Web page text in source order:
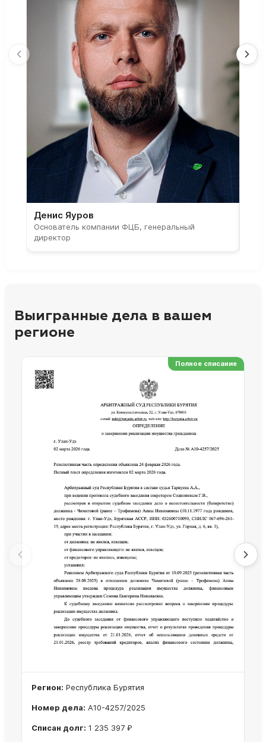
Денис Яуров
Основатель компании ФЦБ, генеральный
директор
Выигранные дела в вашем
регионе
Полное списание
Регион: Республика Бурятия
Номер дела: А10-4257/2025
Списан долг: 1 235 397 ₽